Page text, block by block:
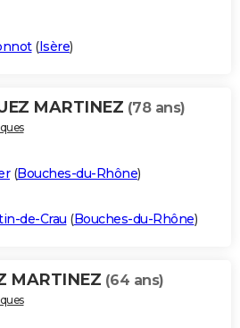
(Isère)
MARTINEZ (78 ans)
(Bouches-du-Rhône)
de-Crau (Bouches-du-Rhône)
MARTINEZ (64 ans)